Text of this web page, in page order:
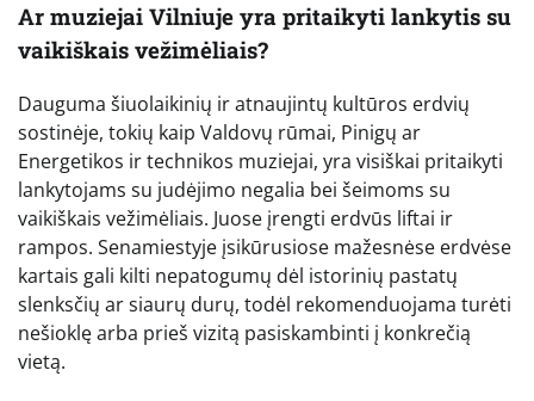
Ar muziejai Vilniuje yra pritaikyti lankytis su
vaikiškais vežimėliais?
Dauguma šiuolaikinių ir atnaujintų kultūros erdvių
sostinėje, tokių kaip Valdovų rūmai, Pinigų ar
Energetikos ir technikos muziejai, yra visiškai pritaikyti
lankytojams su judėjimo negalia bei šeimoms su
vaikiškais vežimėliais. Juose įrengti erdvūs liftai ir
rampos. Senamiestyje įsikūrusiose mažesnėse erdvėse
kartais gali kilti nepatogumų dėl istorinių pastatų
slenksčių ar siaurų durų, todėl rekomenduojama turėti
nešioklę arba prieš vizitą pasiskambinti į konkrečią
vietą.